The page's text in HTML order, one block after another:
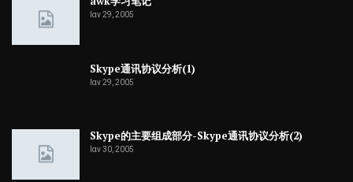
Ιαν 29, 2005
Skype通讯协议分析(1)
Ιαν 29, 2005
Skype的主要组成部分-Skype通讯协议分析(2)
Ιαν 30, 2005